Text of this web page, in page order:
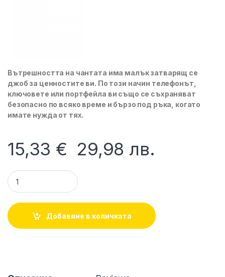
Вътрешността на чантата има малък затварящ се
джоб за ценностите ви. По този начин телефонът,
ключовете или портфейла ви също се съхраняват
безопасно по всяко време и бързо под ръка, когато
имате нужда от тях.
15,33 € 29,98 лв.
Чанта за количка Clip&Go 84082 Бежова/черна Reer
Добавяне в количката